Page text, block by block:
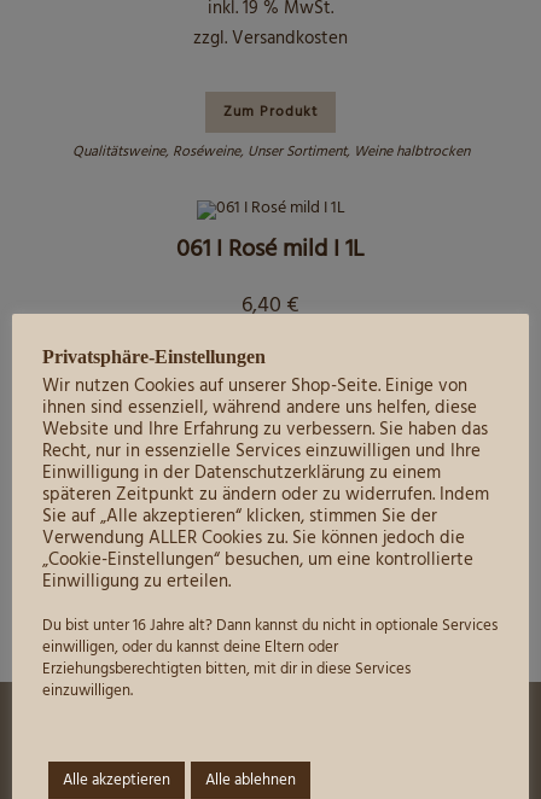
inkl. 19 % MwSt.
zzgl.Versandkosten
Zum Produkt
Qualitätsweine, Roséweine, Unser Sortiment, Weine halbtrocken
061 I Rosé mild I 1L
6,40€
inkl. 19 % MwSt.
zzgl.Versandkosten
Zum Produkt
Qualitätsweine,Roséweine,Unser Sortiment, Weine mild
Preisliste zum Download
Privatsphäre-Einstellungen
Wir nutzen Cookies auf unserer Shop-Seite. Einige von
ihnen sind essenziell, während andere uns helfen, diese
Website und Ihre Erfahrung zu verbessern. Sie haben das
Recht, nur in essenzielle Services einzuwilligen und Ihre
Einwilligung in der Datenschutzerklärung zu einem
späteren Zeitpunkt zu ändern oder zu widerrufen. Indem
Sie auf „Alle akzeptieren“ klicken, stimmen Sie der
Verwendung ALLER Cookies zu. Sie können jedoch die
„Cookie-Einstellungen“ besuchen, um eine kontrollierte
Einwilligung zu erteilen.
Du bist unter 16 Jahre alt? Dann kannst du nicht in optionale Services
einwilligen, oder du kannst deine Eltern oder
Erziehungsberechtigten bitten, mit dir in diese Services
einzuwilligen.
Alle akzeptieren Alle ablehnen